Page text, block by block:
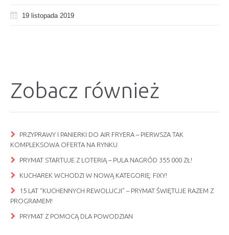
19 listopada 2019
Zobacz również
PRZYPRAWY I PANIERKI DO AIR FRYERA – PIERWSZA TAK
KOMPLEKSOWA OFERTA NA RYNKU
PRYMAT STARTUJE Z LOTERIĄ – PULA NAGRÓD 355 000 ZŁ!
KUCHAREK WCHODZI W NOWĄ KATEGORIĘ: FIXY!
15 LAT “KUCHENNYCH REWOLUCJI” – PRYMAT ŚWIĘTUJE RAZEM Z
PROGRAMEM!
PRYMAT Z POMOCĄ DLA POWODZIAN